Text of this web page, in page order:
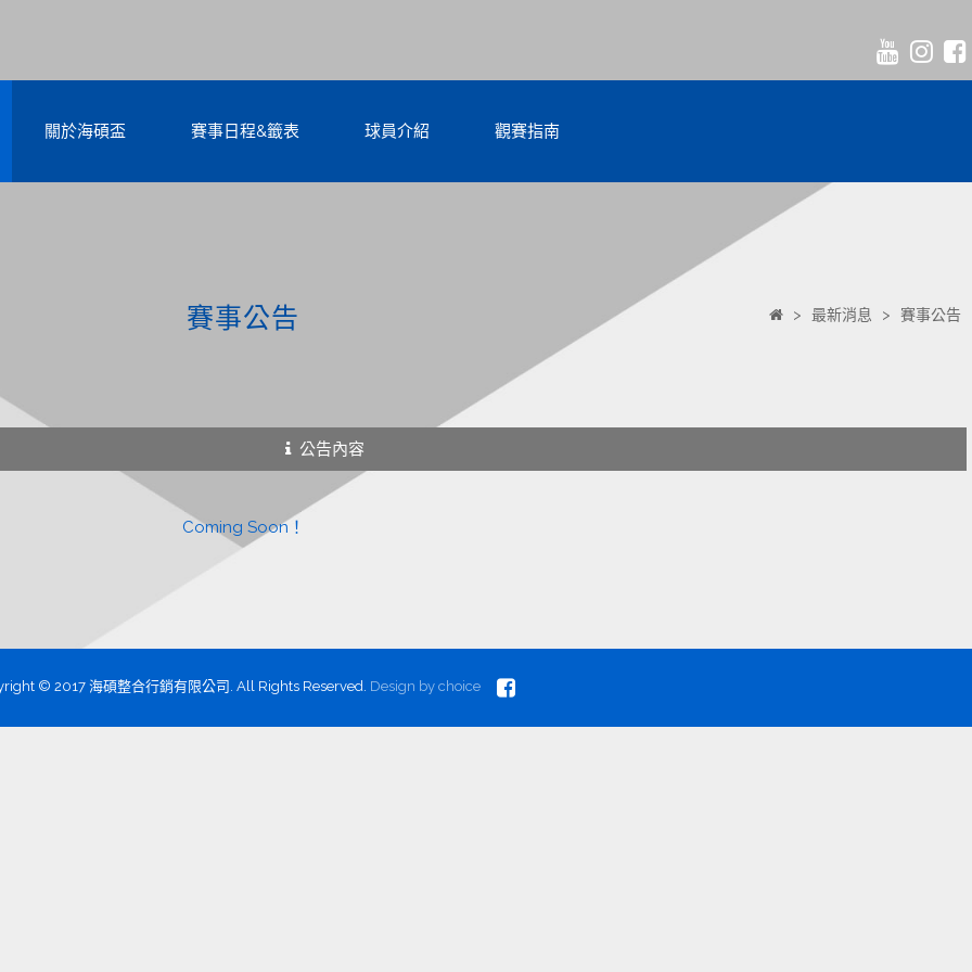
關於海碩盃 賽事日程&籤表 球員介紹 觀賽指南
賽事公告 > 最新消息 > 賽事公告
公告內容
Coming Soon！
© 2017 海碩整合行銷有限公司. All Rights Reserved. Design by choice